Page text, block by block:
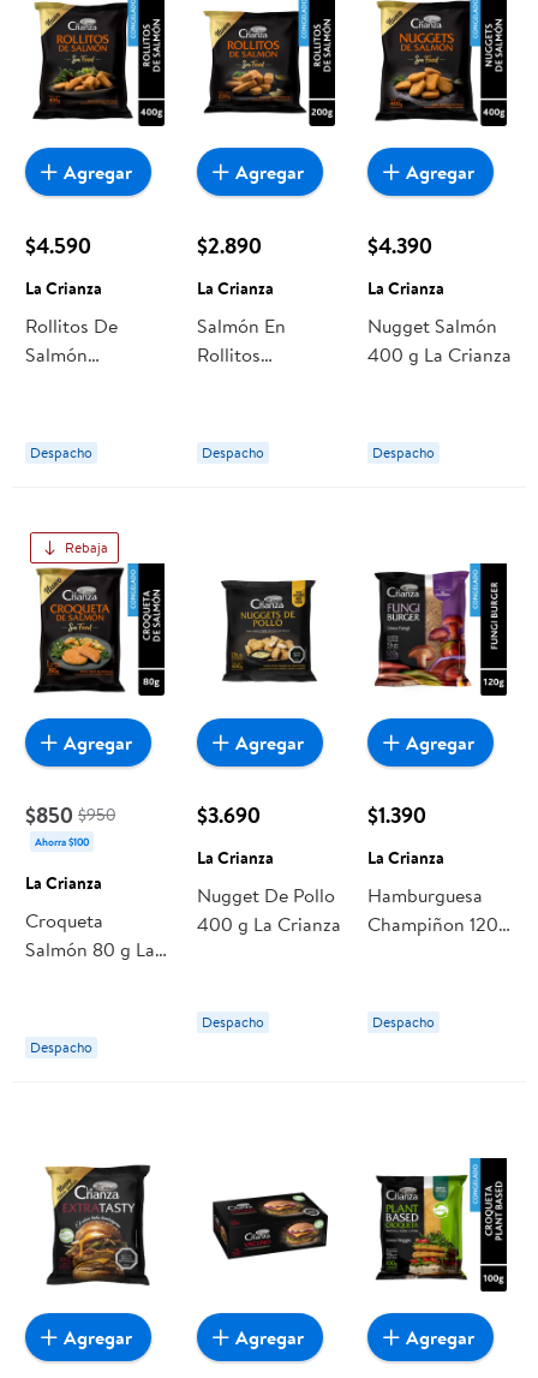
$4.590
La Crianza
Rollitos De
Salmón
Despacho
Agregar
$2.890
La Crianza
Salmón En
Rollitos
Despacho
Agregar
$4.390
La Crianza
Nugget Salmón
400 g La Crianza
Despacho
Agregar
Rebaja
$850 $950
Ahorra $100
La Crianza
Croqueta
Salmón 80 g La
Despacho
Agregar
$3.690
La Crianza
Nugget De Pollo
400 g La Crianza
Despacho
Agregar
$1.390
La Crianza
Hamburguesa
Champiñon 120
Despacho
Agregar
Agregar Agregar Agregar